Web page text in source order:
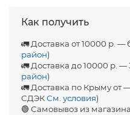
Как получить
🚛 Доставка от 10000 р. —
район)
🚛 Доставка до 10000 р. —
район)
🚛 Доставка по Крыму от
СДЭКСм. условия)
🟢 Самовывоз из